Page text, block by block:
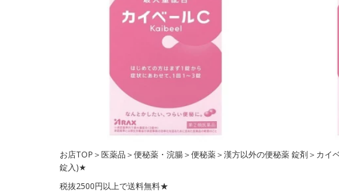
お店TOP＞医薬品＞便秘薬・浣腸＞便秘薬＞漢方以外の便秘薬 錠剤＞カイ
錠入)★
税抜2500円以上で送料無料★